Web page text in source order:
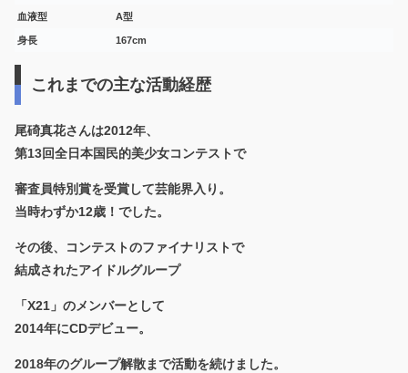
血液型 A型
身長 167cm
これまでの主な活動経歴
尾碕真花さんは2012年、
第13回全日本国民的美少女コンテストで
審査員特別賞を受賞して芸能界入り。
当時わずか12歳！でした。
その後、コンテストのファイナリストで
結成されたアイドルグループ
「X21」のメンバーとして
2014年にCDデビュー。
2018年のグループ解散まで活動を続けました。